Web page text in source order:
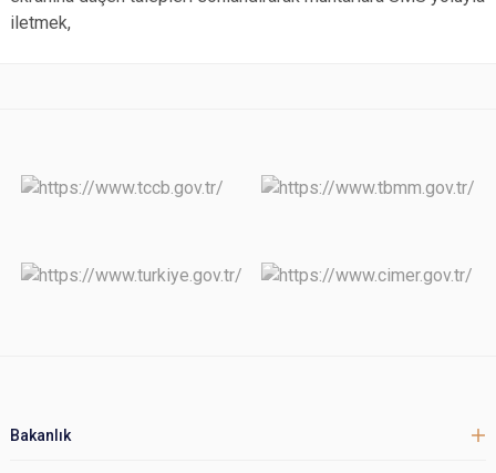
iletmek,
Bakanlık